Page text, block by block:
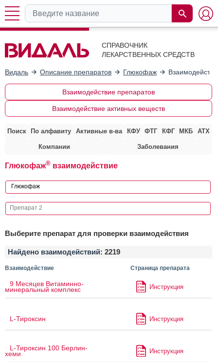
СПРАВОЧНИК
ЛЕКАРСТВЕННЫХ СРЕДСТВ
Видаль Описание препаратов Глюкофаж
Взаимодействие препаратов
Взаимодействие активных веществ
Поиск По алфавиту Активные в-ва КФУ ФТГ КФГ МКБ АТХ
Компании Заболевания
Глюкофаж® взаимодействие
Выберите препарат для проверки взаимодействия
Найдено взаимодействий: 2219
Взаимодействие Страница препарата
9 Месяцев Витаминно-
минеральный комплекс Инструкция
L-Тироксин Инструкция
L-Тироксин 100 Берлин-
хеми Инструкция